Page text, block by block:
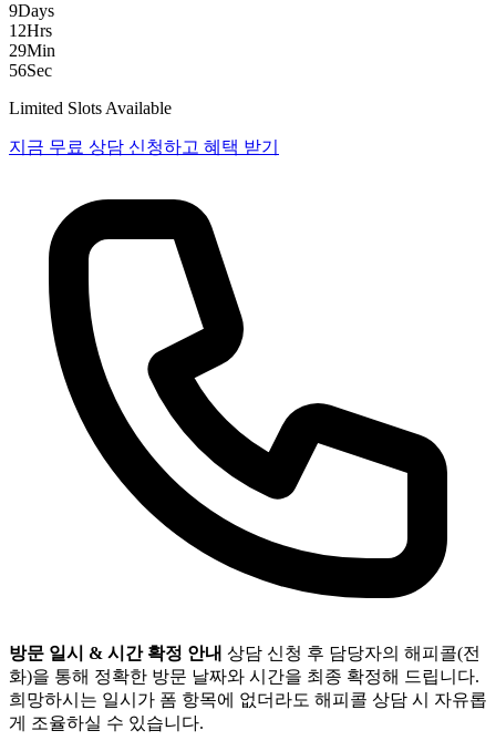
9Days
12Hrs
29Min
55Sec
Limited Slots Available
지금 무료 상담 신청하고 혜택 받기
방문 일시 & 시간 확정 안내 상담 신청 후 담당자의 해피콜(전
화)을 통해 정확한 방문 날짜와 시간을 최종 확정해 드립니다.
희망하시는 일시가 폼 항목에 없더라도 해피콜 상담 시 자유롭
게 조율하실 수 있습니다.